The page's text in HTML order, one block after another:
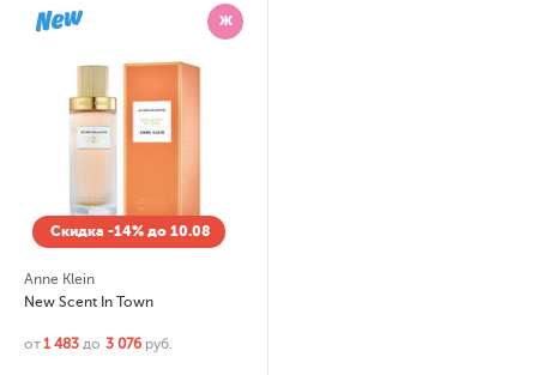
Ж
Скидка -14% до 10.08
Anne Klein
New Scent In Town
от1 483 до 3 076 руб.